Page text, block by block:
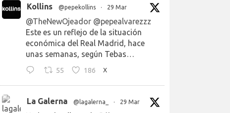
Kollins @pepekollins · 29 Mar
@TheNewOjeador @pepealvarezzz
Este es un reflejo de la situación
económica del Real Madrid, hace
unas semanas, según Tebas…
55 186 X
La Galerna @lagalerna_ · 29 Mar